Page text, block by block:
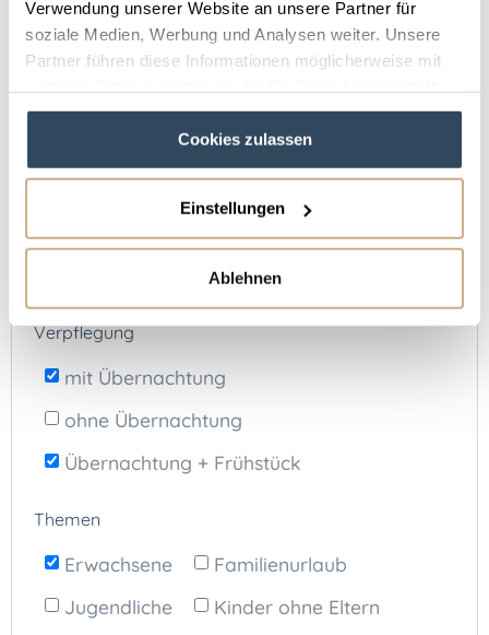
Verwendung unserer Website an unsere Partner für
soziale Medien, Werbung und Analysen weiter. Unsere
Partner führen diese Informationen möglicherweise mit
haben oder die sie im Rahmen Ihrer Nutzung der Dienste
Cookies zulassen
Einstellungen
Ablehnen
Sonstige Unterkünfte (10)
Springreiten (0) Voltigieren (0)
Wanderreiten (2) Westernreiten
Preiskategorie
Alle Preiskategorien €
€€
Verpflegung
mit Übernachtung
ohne Übernachtung
Übernachtung + Frühstück
Themen
Erwachsene
Familienurlaub
Jugendliche
Kinder ohne Eltern